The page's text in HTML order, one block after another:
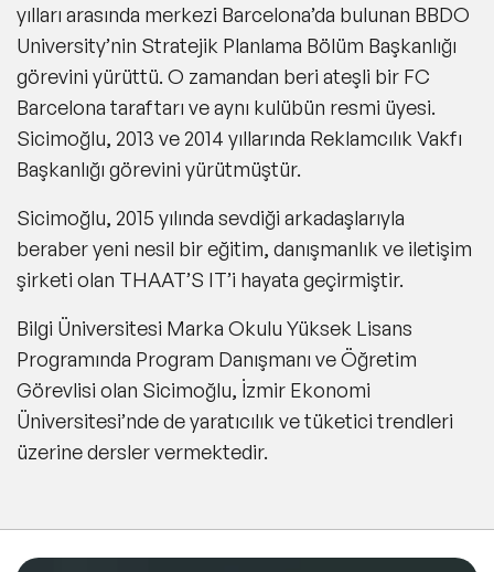
yılları arasında merkezi Barcelona’da bulunan BBDO
University’nin Stratejik Planlama Bölüm Başkanlığı
görevini yürüttü. O zamandan beri ateşli bir FC
Barcelona taraftarı ve aynı kulübün resmi üyesi.
Sicimoğlu, 2013 ve 2014 yıllarında Reklamcılık Vakfı
Başkanlığı görevini yürütmüştür.
Sicimoğlu, 2015 yılında sevdiği arkadaşlarıyla
beraber yeni nesil bir eğitim, danışmanlık ve iletişim
şirketi olan THAAT’S IT’i hayata geçirmiştir.
Bilgi Üniversitesi Marka Okulu Yüksek Lisans
Programında Program Danışmanı ve Öğretim
Görevlisi olan Sicimoğlu, İzmir Ekonomi
Üniversitesi’nde de yaratıcılık ve tüketici trendleri
üzerine dersler vermektedir.